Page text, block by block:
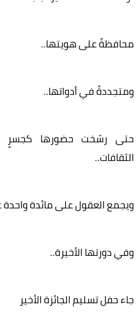
محافظةً على هويتها..
ومتجددةً في أدواتها..
حتى رسّخت حضورها كجسرٍ
الثقافات..
ويجمع العقول على مائدة واحدة
وفي دورتها الأخيرة..
جاء حفل تسليم الجائزة الأخير